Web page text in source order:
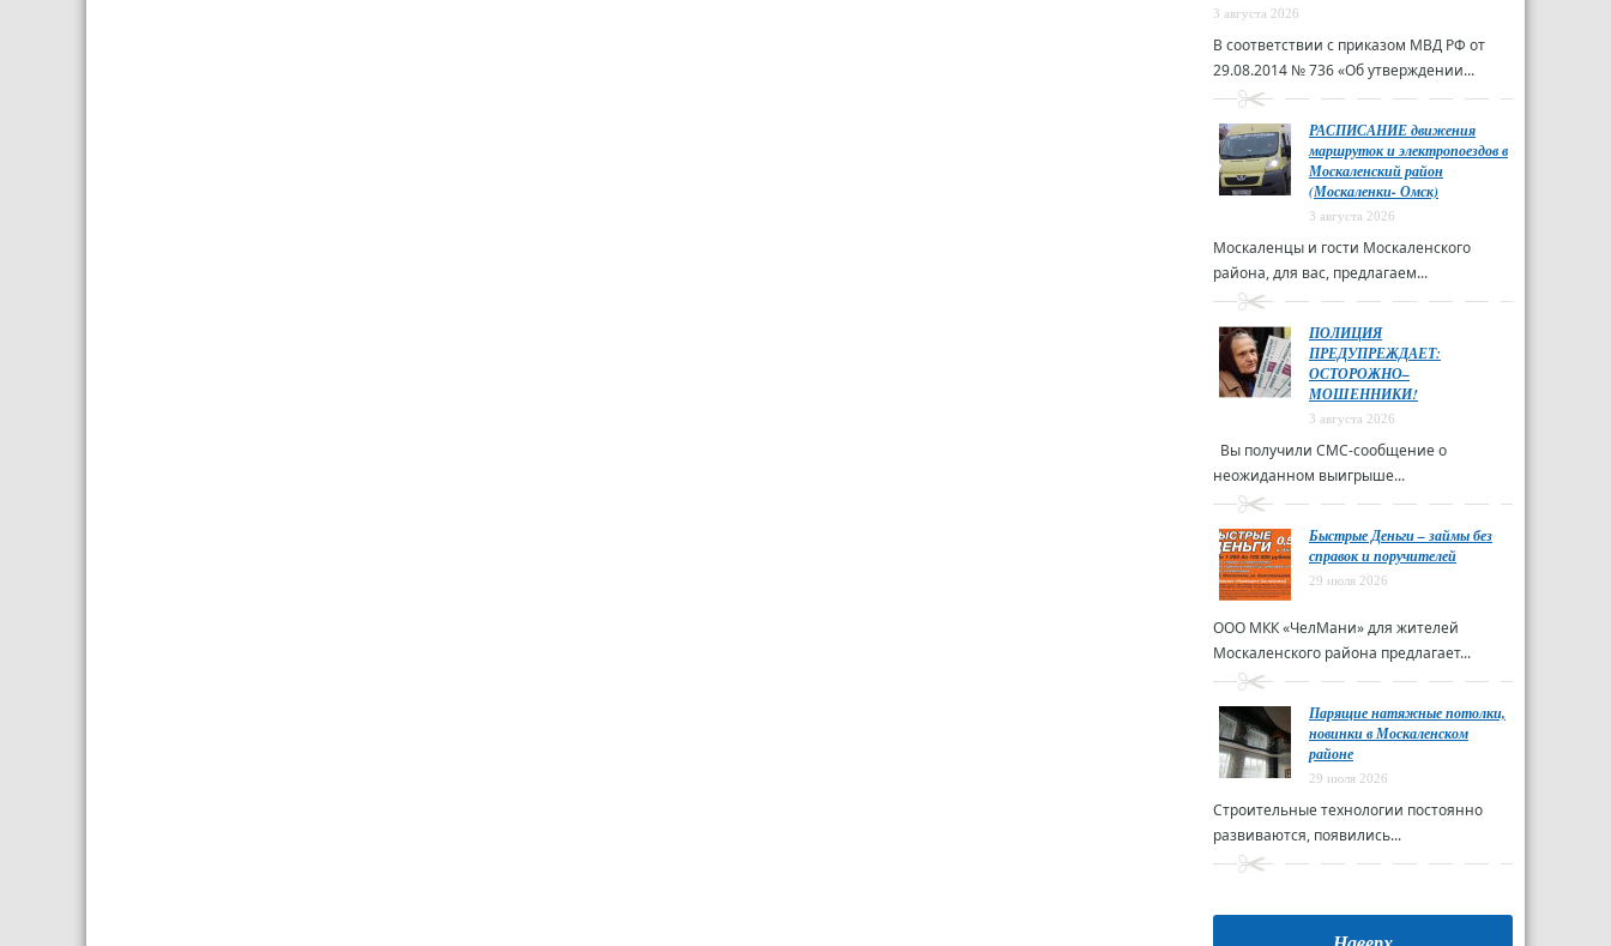
3 августа 2026
В соответствии с приказом МВД РФ от
29.08.2014 № 736 «Об утверждении...
РАСПИСАНИЕ движения
маршруток и электропоездов в
Москаленский район
(Москаленки- Омск)
3 августа 2026
Москаленцы и гости Москаленского
района, для вас, предлагаем...
ПОЛИЦИЯ
ПРЕДУПРЕЖДАЕТ:
ОСТОРОЖНО–
МОШЕННИКИ!
3 августа 2026
Вы получили СМС-сообщение о
неожиданном выигрыше...
Быстрые Деньги – займы без
справок и поручителей
29 июля 2026
ООО МКК «ЧелМани» для жителей
Москаленского района предлагает...
Парящие натяжные потолки,
новинки в Москаленском
районе
29 июля 2026
Строительные технологии постоянно
развиваются, появились...